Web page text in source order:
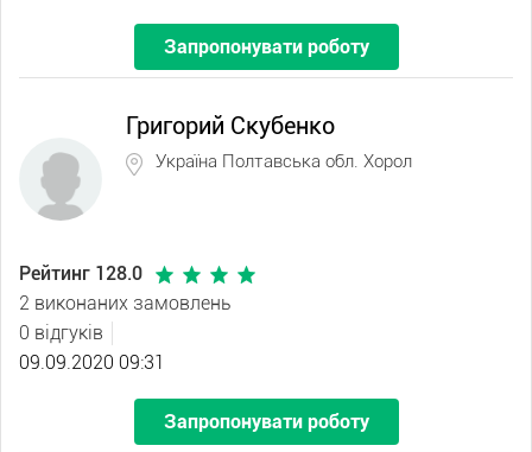
Запропонувати роботу
Григорий Скубенко
Україна Полтавська обл. Хорол
Рейтинг 128.0
2 виконаних замовлень
0 відгуків
09.09.2020 09:31
Запропонувати роботу